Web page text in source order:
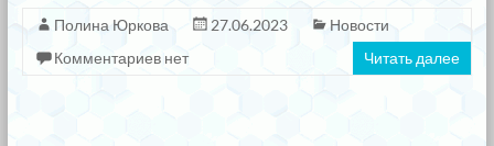
Полина Юркова 27.06.2023
Новости
Комментариев нет
Читать далее